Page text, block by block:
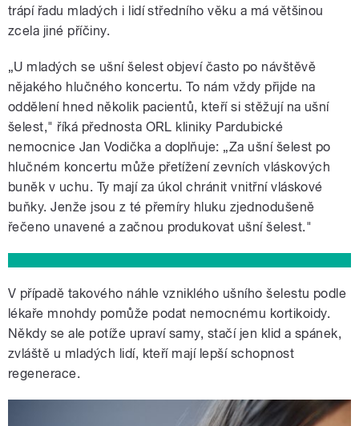
trápí řadu mladých i lidí středního věku a má většinou
zcela jiné příčiny.
„U mladých se ušní šelest objeví často po návštěvě
nějakého hlučného koncertu. To nám vždy přijde na
oddělení hned několik pacientů, kteří si stěžují na ušní
šelest," říká přednosta ORL kliniky Pardubické
nemocnice Jan Vodička a doplňuje: „Za ušní šelest po
hlučném koncertu může přetížení zevních vláskových
buněk v uchu. Ty mají za úkol chránit vnitřní vláskové
buňky. Jenže jsou z té přemíry hluku zjednodušeně
řečeno unavené a začnou produkovat ušní šelest."
V případě takového náhle vzniklého ušního šelestu podle
lékaře mnohdy pomůže podat nemocnému kortikoidy.
Někdy se ale potíže upraví samy, stačí jen klid a spánek,
zvláště u mladých lidí, kteří mají lepší schopnost
regenerace.